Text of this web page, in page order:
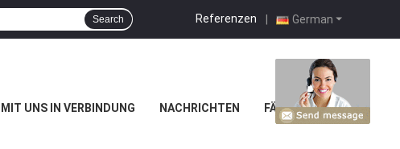
German
Referenzen |
Search
UNS IN VERBINDUNG NACHRICHTEN FÄLLE